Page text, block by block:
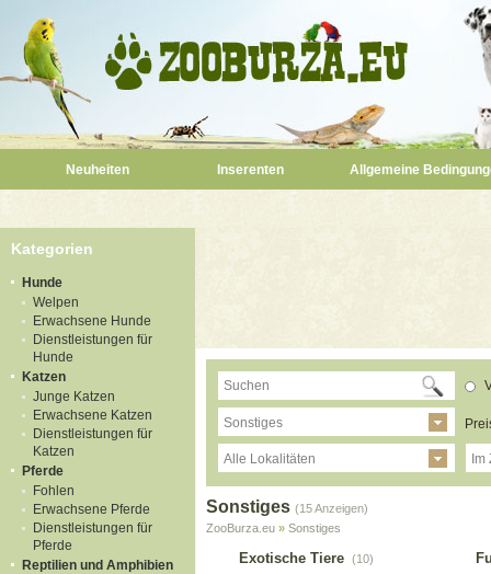
Neuheiten Inserenten Allgemeine
Kategorien
Hunde
Welpen
Erwachsene Hunde
Dienstleistungen für
Hunde
Katzen
Junge Katzen
Erwachsene Katzen
Dienstleistungen für
Katzen
Pferde
Fohlen
Erwachsene Pferde
Dienstleistungen für
Pferde
Reptilien und Amphibien
Sonstiges
Alle Lokalitäten Im
Sonstiges (15 Anzeigen)
ZooBurza.eu » Sonstiges
Exotische Tiere (10)